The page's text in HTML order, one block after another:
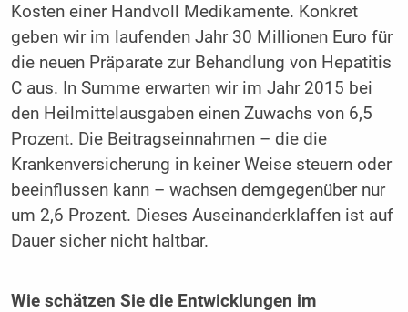
Kosten einer Handvoll Medikamente. Konkret
geben wir im laufenden Jahr 30 Millionen Euro für
die neuen Präparate zur Behandlung von Hepatitis
C aus. In Summe erwarten wir im Jahr 2015 bei
den Heilmittelausgaben einen Zuwachs von 6,5
Prozent. Die Beitragseinnahmen – die die
Krankenversicherung in keiner Weise steuern oder
beeinflussen kann – wachsen demgegenüber nur
um 2,6 Prozent. Dieses Auseinanderklaffen ist auf
Dauer sicher nicht haltbar.
Wie schätzen Sie die Entwicklungen im